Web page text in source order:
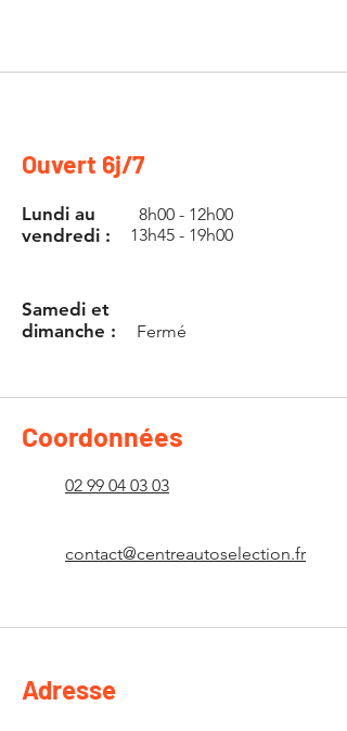
Ouvert 6j/7
Lundi au
vendredi :
8h00 - 12h00
13h45 - 19h00
Samedi et
dimanche :
Fermé
Coordonnées
02 99 04 03 03
contact@centreautoselection.fr
Adresse